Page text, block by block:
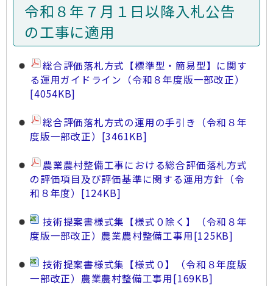
令和８年７月１日以降入札公告
の工事に適用
総合評価落札方式【標準型・簡易型】に関す
る運用ガイドライン（令和８年度版一部改正）
[4054KB]
総合評価落札方式の運用の手引き（令和８年
度版一部改正） [3461KB]
農業農村整備工事における総合評価落札方式
の評価項目及び評価基準に関する運用方針（令
和８年度） [124KB]
技術提案書様式集【様式０除く】（令和８年
度版一部改正）農業農村整備工事用[125KB]
技術提案書様式集【様式０】（令和８年度版
一部改正）農業農村整備工事用[169KB]